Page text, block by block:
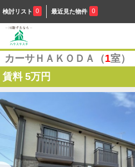
検討リスト 0 最近見た物件 0
カーサＨＡＫＯＤＡ（1室）
賃料 5万円